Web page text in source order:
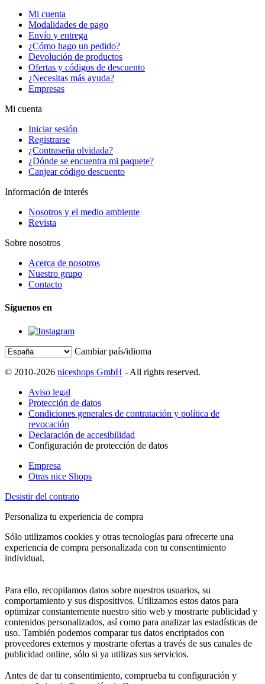
Mi cuenta
Modalidades de pago
Envío y entrega
¿Cómo hago un pedido?
Devolución de productos
Ofertas y códigos de descuento
¿Necesitas más ayuda?
Empresas
Mi cuenta
Iniciar sesión
Registrarse
¿Contraseña olvidada?
¿Dónde se encuentra mi paquete?
Canjear código descuento
Información de interés
Nosotros y el medio ambiente
Revista
Sobre nosotros
Acerca de nosotros
Nuestro grupo
Contacto
Síguenos en
Cambiar país/idioma
© 2010-2026 niceshops GmbH - All rights reserved.
Aviso legal
Protección de datos
Condiciones generales de contratación y política de
revocación
Declaración de accesibilidad
Configuración de protección de datos
Empresa
Otras nice Shops
Desistir del contrato
Personaliza tu experiencia de compra
Sólo utilizamos cookies y otras tecnologías para ofrecerte una
experiencia de compra personalizada con tu consentimiento
individual.
Para ello, recopilamos datos sobre nuestros usuarios, su
comportamiento y sus dispositivos. Utilizamos estos datos para
optimizar constantemente nuestro sitio web y mostrarte publicidad y
contenidos personalizados, así como para analizar las estadísticas de
uso. También podemos comparar tus datos encriptados con
proveedores externos y mostrarte ofertas a través de sus canales de
publicidad online, sólo si ya utilizas sus servicios.
Antes de dar tu consentimiento, comprueba tu configuración y